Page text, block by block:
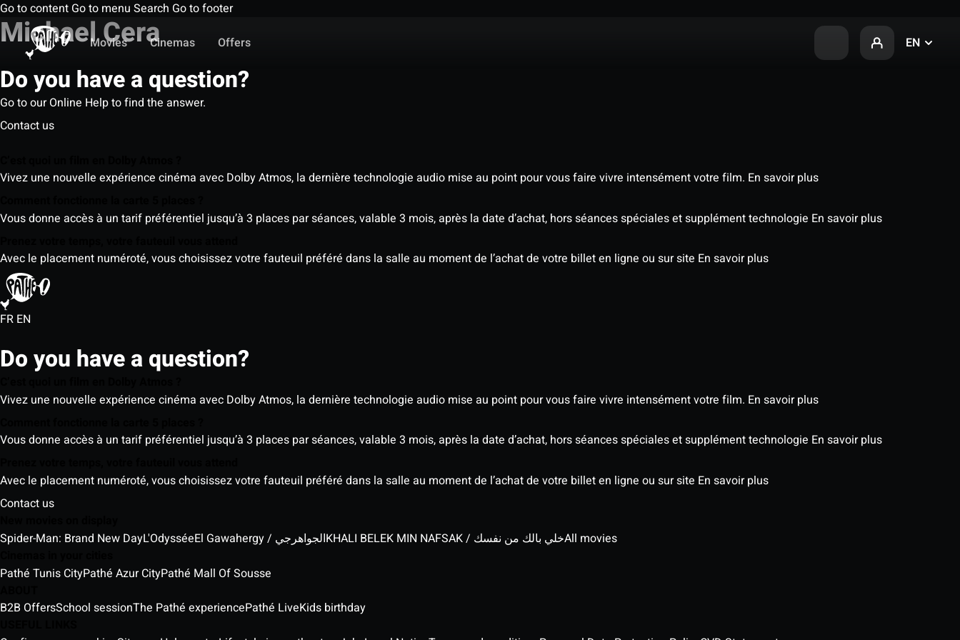
Go to content Go to menu Search Go to footer
Movies
Cinemas Offers EN
Michael Cera
Do you have a question?
Go to our Online Help to find the answer.
Contact us
Vivez une nouvelle expérience cinéma avec Dolby Atmos, la dernière technologie audio mise au point pour vous faire vivre intensément votre film. En savoir plus
Vous donne accès à un tarif préférentiel jusqu’à 3 places par séances, valable 3 mois, après la date d’achat, hors séances spéciales et supplément technologie En savoir plus
Avec le placement numéroté, vous choisissez votre fauteuil préféré dans la salle au moment de l’achat de votre billet en ligne ou sur site En savoir plus
FR EN
Do you have a question?
Vivez une nouvelle expérience cinéma avec Dolby Atmos, la dernière technologie audio mise au point pour vous faire vivre intensément votre film. En savoir plus
Vous donne accès à un tarif préférentiel jusqu’à 3 places par séances, valable 3 mois, après la date d’achat, hors séances spéciales et supplément technologie En savoir plus
Avec le placement numéroté, vous choisissez votre fauteuil préféré dans la salle au moment de l’achat de votre billet en ligne ou sur site En savoir plus
Contact us
Spider-Man: Brand New DayL'Odyssée El Gawahergy / الجواهرجي KHALI BELEK MIN NAFSAK / خلي بالك من نفسكAll movies
Pathé Tunis CityPathé Azur CityPathé Mall Of Sousse
B2B OffersSchool sessionThe Pathé experiencePathé LiveKids birthday